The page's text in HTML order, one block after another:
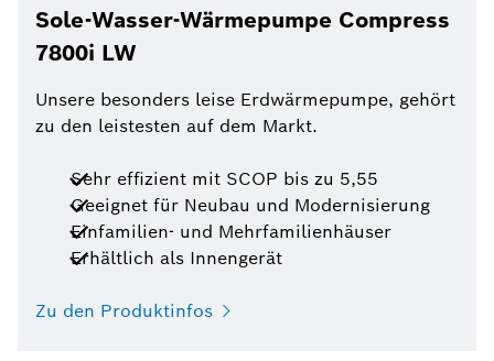
Sole-Wasser-Wärmepumpe Compress
7800i LW
Unsere besonders leise Erdwärmepumpe, gehört
zu den leistesten auf dem Markt.
Sehr effizient mit SCOP bis zu 5,55
Geeignet für Neubau und Modernisierung
Einfamilien- und Mehrfamilienhäuser
Erhältlich als Innengerät
Zu den Produktinfos